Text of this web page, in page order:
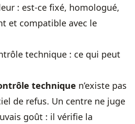
: est-ce fixé, homologué,
et compatible avec le
technique : ce qui peut
technique n’existe pas
de refus. Un centre ne juge
goût : il vérifie la